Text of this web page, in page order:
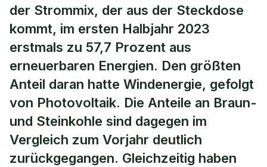
der Strommix, der aus der Steckdose
kommt, im ersten Halbjahr 2023
erstmals zu 57,7 Prozent aus
erneuerbaren Energien. Den größten
Anteil daran hatte Windenergie, gefolgt
von Photovoltaik. Die Anteile an Braun-
und Steinkohle sind dagegen im
Vergleich zum Vorjahr deutlich
zurückgegangen. Gleichzeitig haben